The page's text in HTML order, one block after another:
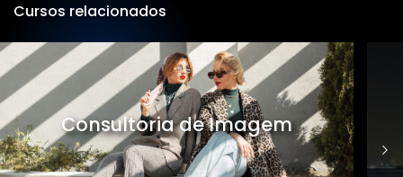
Cursos relacionados
Consultoria de Imagem